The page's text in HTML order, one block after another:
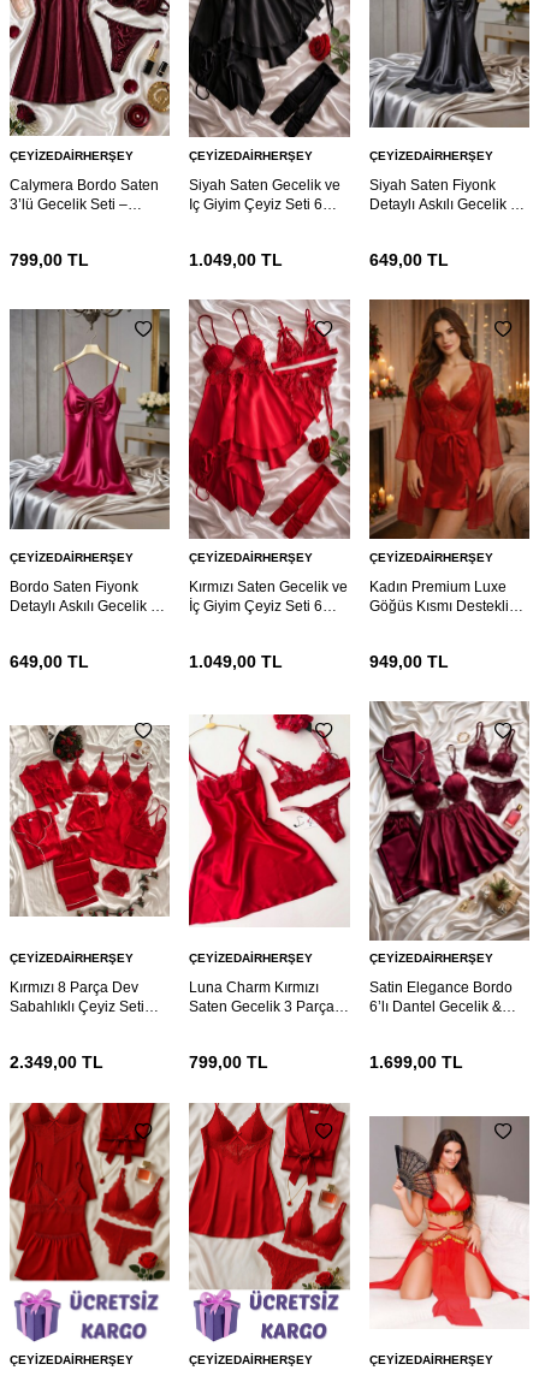
ÇEYIZEDAIRHERŞEY
Calymera Bordo Saten
3’lü Gecelik Seti –
799,00 TL
ÇEYIZEDAIRHERŞEY
Siyah Saten Gecelik ve
Iç Giyim Çeyiz Seti 6
1.049,00 TL
ÇEYIZEDAIRHERŞEY
Siyah Saten Fiyonk
Detaylı Askılı Gecelik –
649,00TL
ÇEYIZEDAIRHERŞEY
Bordo Saten Fiyonk
Detaylı Askılı Gecelik –
649,00 TL
ÇEYIZEDAIRHERŞEY
Kırmızı Saten Gecelik ve
İç Giyim Çeyiz Seti 6
1.049,00 TL
ÇEYIZEDAIRHERŞEY
Kadın Premium Luxe
Göğüs Kısmı Destekli
949,00TL
ÇEYIZEDAIRHERŞEY
Kırmızı 8 Parça Dev
Sabahlıklı Çeyiz Seti
2.349,00 TL
ÇEYIZEDAIRHERŞEY
Luna Charm Kırmızı
Saten Gecelik 3 Parça
799,00 TL
ÇEYIZEDAIRHERŞEY
Satin Elegance Bordo
6’lı Dantel Gecelik &
1.699,00TL
ÇEYIZEDAIRHERŞEY ÇEYIZEDAIRHERŞEY ÇEYIZEDAIRHERŞEY